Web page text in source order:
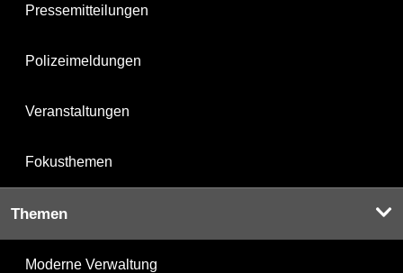
Pressemitteilungen
Polizeimeldungen
Veranstaltungen
Fokusthemen
Themen
Moderne Verwaltung